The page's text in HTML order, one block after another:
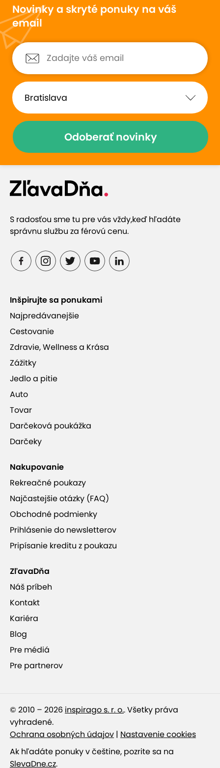
Novinky a skryté ponuky na váš
email
Odoberať novinky
S radosťou sme tu pre vás vždy,keď hľadáte
správnu službu za férovú cenu.
Inšpirujte sa ponukami
Najpredávanejšie
Cestovanie
Zdravie, Wellness a Krása
Zážitky
Jedlo a pitie
Auto
Tovar
Darčeková poukážka
Darčeky
Nakupovanie
Rekreačné poukazy
Najčastejšie otázky (FAQ)
Obchodné podmienky
Prihlásenie do newsletterov
Pripísanie kreditu z poukazu
ZľavaDňa
Náš príbeh
Kontakt
Kariéra
Blog
Pre médiá
Pre partnerov
© 2010 – 2026 inspirago s. r. o.. Všetky práva
vyhradené.
Ochrana osobných údajov | Nastavenie cookies
Ak hľadáte ponuky v češtine, pozrite sa na
SlevaDne.cz.